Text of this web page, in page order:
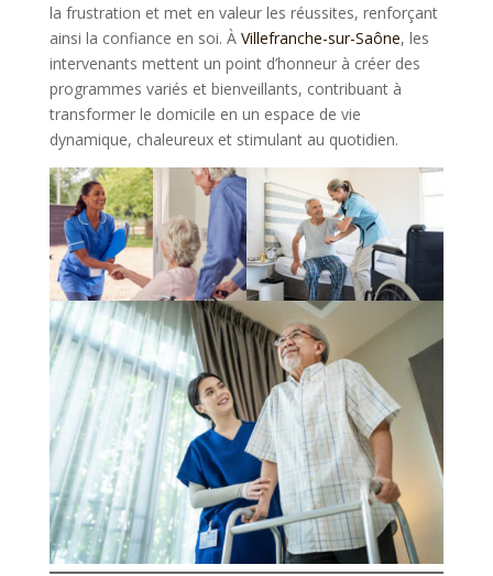
la frustration et met en valeur les réussites, renforçant
ainsi la confiance en soi. À Villefranche-sur-Saône, les
intervenants mettent un point d’honneur à créer des
programmes variés et bienveillants, contribuant à
transformer le domicile en un espace de vie
dynamique, chaleureux et stimulant au quotidien.